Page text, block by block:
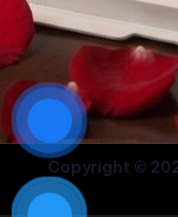
Copyright ©